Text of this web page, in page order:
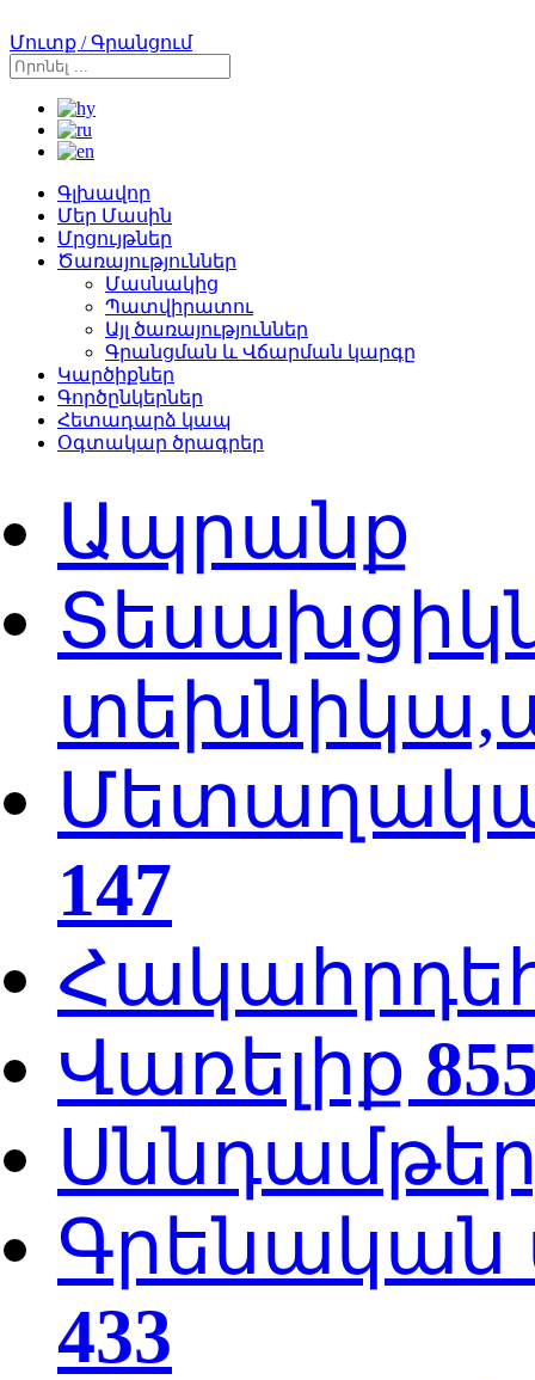
Մուտք / Գրանցում
Գլխավոր
Մեր Մասին
Մրցույթներ
Ծառայություններ
Մասնակից
Պատվիրատու
Այլ ծառայություններ
Գրանցման և Վճարման կարգը
Կարծիքներ
Գործընկերներ
Հետադարձ կապ
Օգտակար ծրագրեր
Ապրանք
147
Վառելիք
Գրենական
433